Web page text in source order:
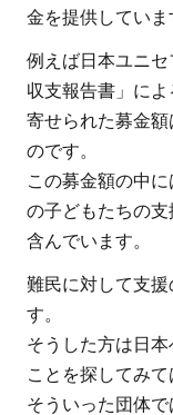
金を提供していま
例えば日本ユニ
収支報告書」に
寄せられた募金額
のです。
この募金額の中
の子どもたちの
含んでいます。
難民に対して支
す。
そうした方は日
ことを探してみて
そういった団体で